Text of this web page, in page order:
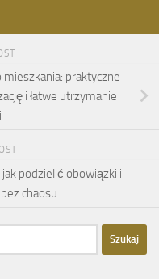
praktyczne
i łatwe utrzymanie
podzielić obowiązki i
chaosu